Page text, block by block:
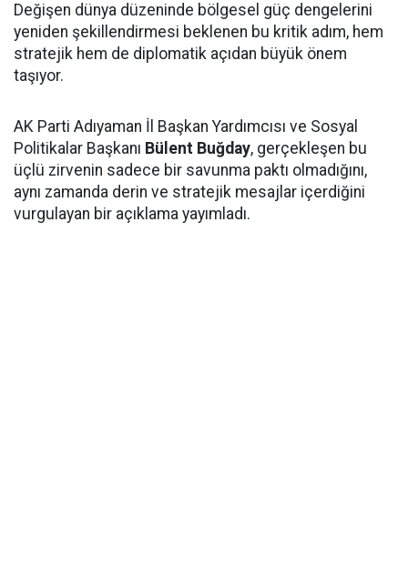
Değişen dünya düzeninde bölgesel güç dengelerini
yeniden şekillendirmesi beklenen bu kritik adım, hem
stratejik hem de diplomatik açıdan büyük önem
taşıyor.
AK Parti Adıyaman İl Başkan Yardımcısı ve Sosyal
Politikalar Başkanı Bülent Buğday, gerçekleşen bu
üçlü zirvenin sadece bir savunma paktı olmadığını,
aynı zamanda derin ve stratejik mesajlar içerdiğini
vurgulayan bir açıklama yayımladı.